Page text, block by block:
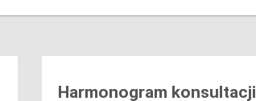
Harmonogram konsultacji